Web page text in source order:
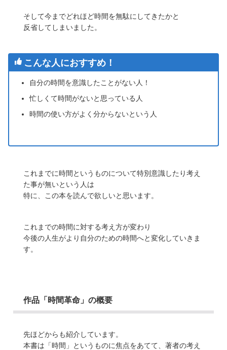
そして今までどれほど時間を無駄にしてきたかと
反省してしまいました。
こんな人におすすめ！
自分の時間を意識したことがない人！
忙しくて時間がないと思っている人
時間の使い方がよく分からないという人
これまでに時間というものについて特別意識したり考え
た事が無いという人は
特に、この本を読んで欲しいと思います。
これまでの時間に対する考え方が変わり
今後の人生がより自分のための時間へと変化していきま
す。
作品「時間革命」の概要
先ほどからも紹介しています。
本書は「時間」というものに焦点をあてて、著者の考え